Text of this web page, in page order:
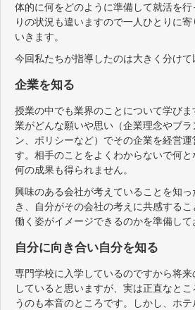
体的に何をどのように準備して就活を
りの状況も違いますので一人ひとりに
いきます。
今回私たちが指導したのは大きく分けて
企業を知る
授業の中でも業界のことについて学び
業がどんな願いや思い（企業理念やブ
ン、ポリシーなど）でその企業を経営
す。相手のことをよくわからないで何
何の成果も得られません。
興味のある会社が考えていることを知
き、自分がその会社の考えに共感する
働く姿がイメージできるのかを準備して
自分に向き合い自分を知る
専門学校に入学しているのですから将
していると思いますが、実は正直なと
うのも本音のところです。しかし、ホ